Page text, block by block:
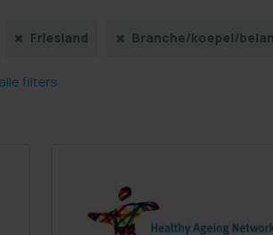
Friesland Branche/koepel/
filters